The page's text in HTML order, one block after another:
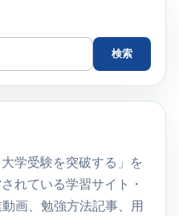
検索
学受験を突破する」を
れている学習サイト・
画、勉強方法記事、用